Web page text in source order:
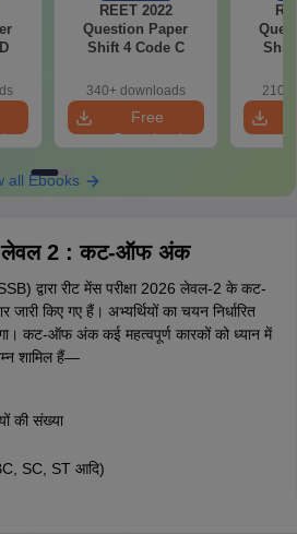
REET 2022
Question Paper
Shift 4 Code C
340+ downloads
Free
Download
Shift
210+
all Ebooks
लेवल 2 : कट-ऑफ अंक
द्वारा रीट मेंस परीक्षा 2026 लेवल-2 के कट-
किए गए हैं। अभ्यर्थियों का चयन निर्धारित
कट-ऑफ अंक कई महत्वपूर्ण कारकों को ध्यान में
शामिल हैं—
की संख्या
SC, ST आदि)